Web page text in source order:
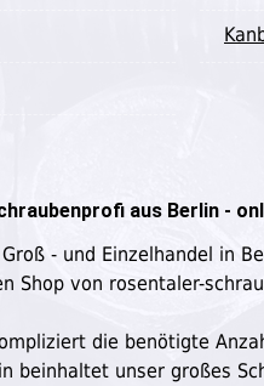
aus Berlin -
- und Einzelhandel in
Shop von rosentaler-
die benötigte
beinhaltet unser großes